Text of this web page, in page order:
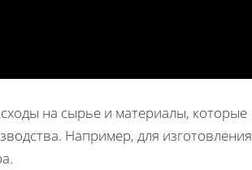
на сырье и материалы, которые
Например, для изготовления